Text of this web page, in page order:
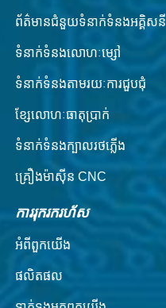
ព័ត៌មានជំនួយទំនាក់ទំនងអគ្គិសនី
ទំនាក់ទំនងលោហៈម្សៅ
ទំនាក់​ទំនង​តាម​រយៈ​ការ​ជួប​ជុំ
ខ្សែលោហៈធាតុប្រាក់
ទំនាក់ទំនងក្បាលរថភ្លើង
គ្រឿងម៉ាស៊ីន CNC
ការរុករករហ័ស
អំពី​ពួក​យើង
ផលិតផល